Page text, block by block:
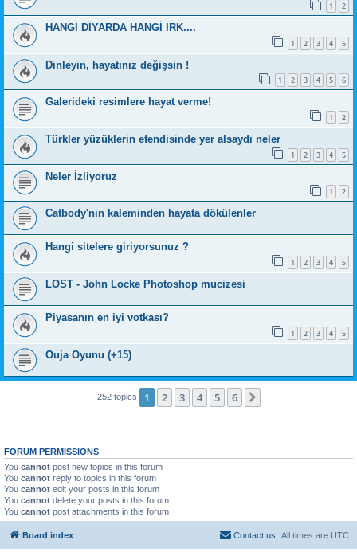
1 2
HANGİ DİYARDA HANGİ IRK....
1 2 3 4 5
Dinleyin, hayatınız değişsin !
1 2 3 4 5 6
Galerideki resimlere hayat verme!
1 2
Türkler yüzüklerin efendisinde yer alsaydı neler
1 2 3 4 5
Neler İzliyoruz
1 2
Catbody'nin kaleminden hayata dökülenler
Hangi sitelere giriyorsunuz ?
1 2 3 4 5
LOST - John Locke Photoshop mucizesi
Piyasanın en iyi votkası?
1 2 3 4 5
Ouja Oyunu (+15)
252 topics 1 2 3 4 5 6
FORUM PERMISSIONS
You cannot post new topics in this forum
You cannot reply to topics in this forum
You cannot edit your posts in this forum
You cannot delete your posts in this forum
You cannot post attachments in this forum
Board index All times are UTC
Contact us